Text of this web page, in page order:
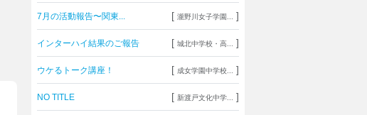
7月の活動報告〜関東... [ 瀧野川女子学園... ]
インターハイ結果のご報告 [ 城北中学校・高... ]
ウケるトーク講座！ [ 成女学園中学校... ]
NO TITLE [ 新渡戸文化中学... ]